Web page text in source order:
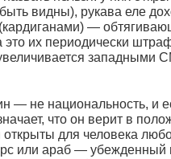
видны), рукава еле
—
их периодически
западными
— не национальность, и
что он верит в
открыты для человека
или араб — убежденный